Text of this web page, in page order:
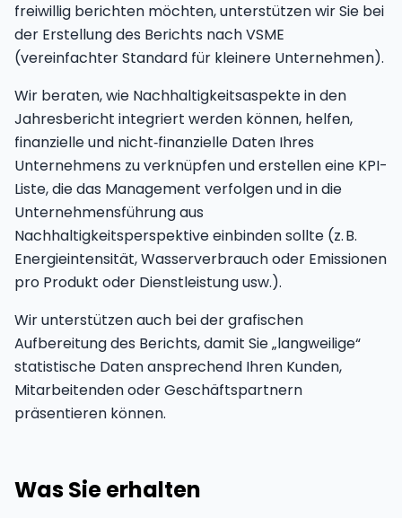
freiwillig berichten möchten, unterstützen wir Sie bei
der Erstellung des Berichts nach VSME
(vereinfachter Standard für kleinere Unternehmen).
Wir beraten, wie Nachhaltigkeitsaspekte in den
Jahresbericht integriert werden können, helfen,
finanzielle und nicht‑finanzielle Daten Ihres
Unternehmens zu verknüpfen und erstellen eine KPI-
Liste, die das Management verfolgen und in die
Unternehmensführung aus
Nachhaltigkeitsperspektive einbinden sollte (z. B.
Energieintensität, Wasserverbrauch oder Emissionen
pro Produkt oder Dienstleistung usw.).
Wir unterstützen auch bei der grafischen
Aufbereitung des Berichts, damit Sie „langweilige“
statistische Daten ansprechend Ihren Kunden,
Mitarbeitenden oder Geschäftspartnern
präsentieren können.
Was Sie erhalten